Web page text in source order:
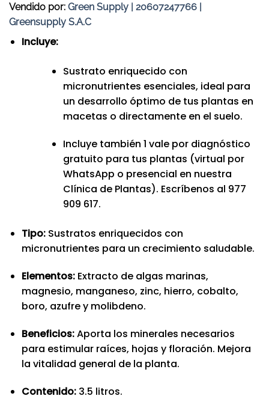
Vendido por: Green Supply | 20607247766 |
Greensupply S.A.C
Incluye:
Sustrato enriquecido con
micronutrientes esenciales, ideal para
un desarrollo óptimo de tus plantas en
macetas o directamente en el suelo.
Incluye también 1 vale por diagnóstico
gratuito para tus plantas (virtual por
WhatsApp o presencial en nuestra
Clínica de Plantas). Escríbenos al 977
909 617.
Tipo:Sustratos enriquecidos con
micronutrientes para un crecimiento saludable.
Elementos:Extracto de algas marinas,
magnesio, manganeso, zinc, hierro, cobalto,
boro, azufre y molibdeno.
Beneficios:Aporta los minerales necesarios
para estimular raíces, hojas y floración. Mejora
la vitalidad general de la planta.
Contenido:3.5 litros.